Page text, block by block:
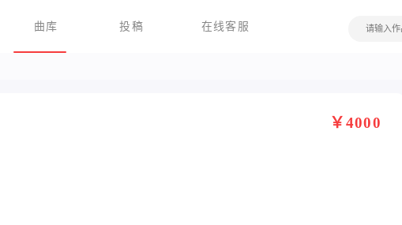
曲库 投稿 在线客服
￥4000